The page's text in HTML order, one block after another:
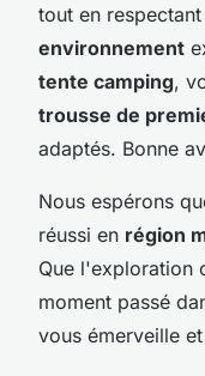
tout en
environnement
tente camping,
trousse de
adaptés. Bonne
Nous espérons
réussi en région
Que l'exploration
moment passé
vous émerveille